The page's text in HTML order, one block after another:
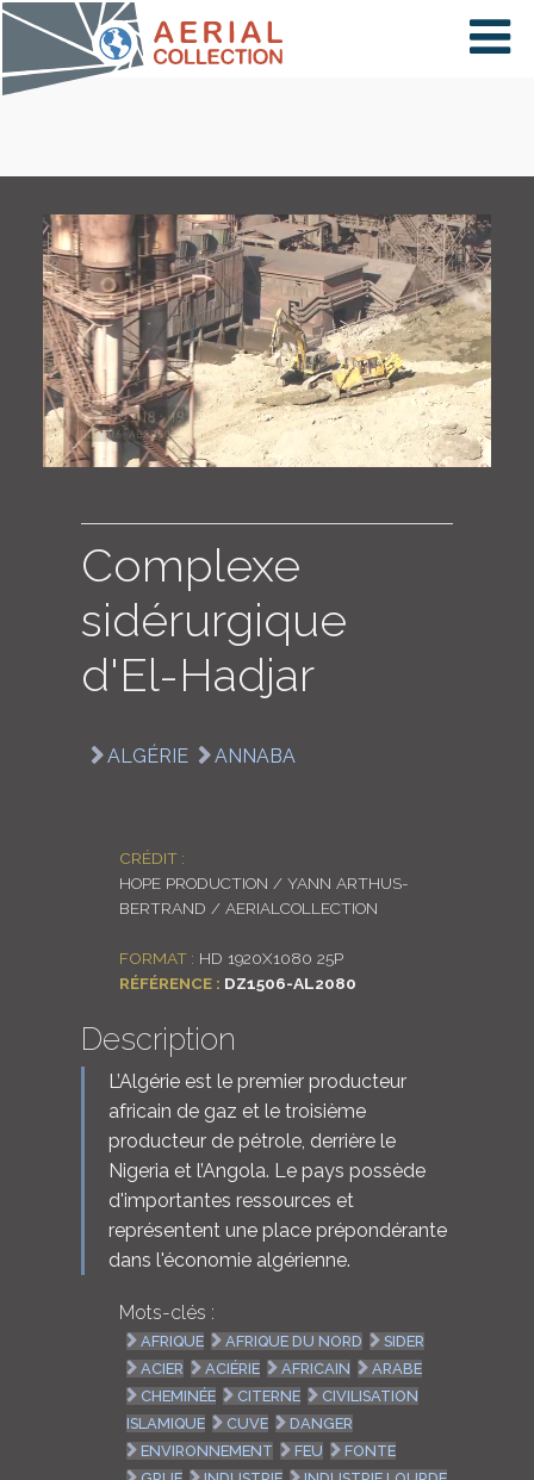
×
PAYS
CARTE
COLLECTIONS
Complexe
sidérurgique
d'El-Hadjar
ALGÉRIE ANNABA
CRÉDIT :
HOPE PRODUCTION / YANN ARTHUS-
BERTRAND / AERIALCOLLECTION
FORMAT : HD 1920X1080 25P
RÉFÉRENCE : DZ1506-AL2080
Description
L’Algérie est le premier producteur
africain de gaz et le troisième
producteur de pétrole, derrière le
Nigeria et l’Angola. Le pays possède
d'importantes ressources et
représentent une place prépondérante
dans l'économie algérienne.
Mots-clés :
AFRIQUE AFRIQUE DU NORD
SIDER
ACIER
ACIÉRIE AFRICAIN
ARABE
CHEMINÉE
CITERNE
CIVILISATION
ISLAMIQUE
CUVE
DANGER
ENVIRONNEMENT
FEU
FONTE